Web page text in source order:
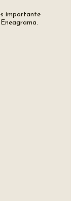
importante